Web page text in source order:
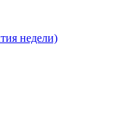
недели)